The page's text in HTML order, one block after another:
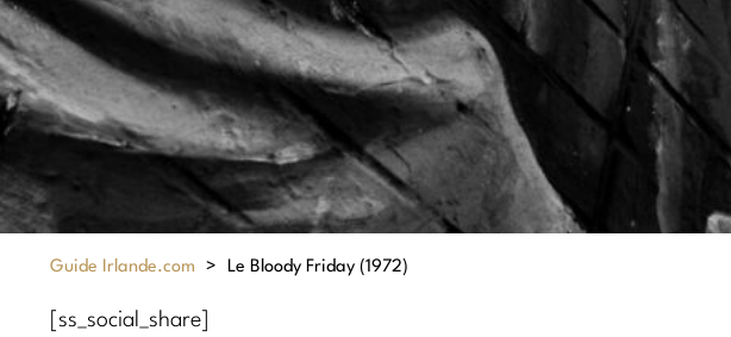
Guide Irlande.com > Le Bloody Friday (1972)
[ss_social_share]